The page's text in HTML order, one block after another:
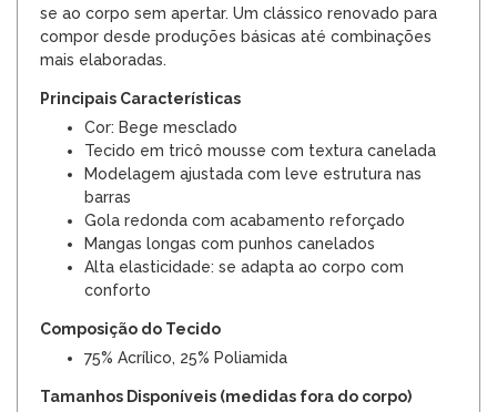
se ao corpo sem apertar. Um clássico renovado para
compor desde produções básicas até combinações
mais elaboradas.
Principais Características
Cor: Bege mesclado
Tecido em tricô mousse com textura canelada
Modelagem ajustada com leve estrutura nas
barras
Gola redonda com acabamento reforçado
Mangas longas com punhos canelados
Alta elasticidade: se adapta ao corpo com
conforto
Composição do Tecido
75% Acrílico, 25% Poliamida
Tamanhos Disponíveis (medidas fora do corpo)